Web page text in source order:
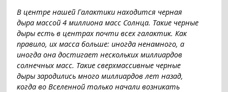
В центре нашей Галактики находится черная
дыра массой 4 миллиона масс Солнца. Такие черные
дыры есть в центрах почти всех галактик. Как
правило, их масса больше: иногда ненамного, а
иногда она достигает нескольких миллиардов
солнечных масс. Такие сверхмассивные черные
дыры зародились много миллиардов лет назад,
когда во Вселенной только начали возникать